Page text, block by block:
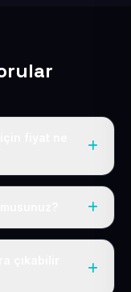
geçerli yıllık
hosting, SSL ve
uzaktan ve